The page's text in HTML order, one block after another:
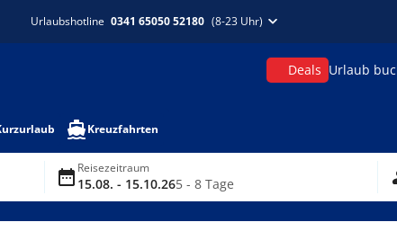
Urlaubshotline 0341 65050 52180 (8-23 Uhr)
Deals Urlaub
Kreuzfahrten
Reisezeitraum
15.08. - 15.10.265 - 8 Tage